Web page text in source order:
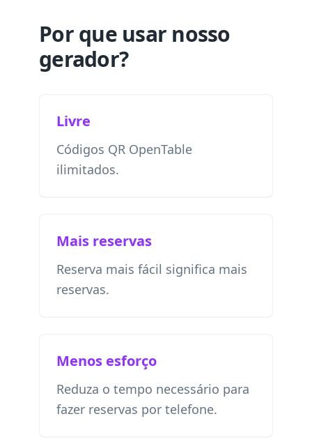
Por que usar nosso
gerador?
Livre
Códigos QR OpenTable
ilimitados.
Mais reservas
Reserva mais fácil significa mais
reservas.
Menos esforço
Reduza o tempo necessário para
fazer reservas por telefone.